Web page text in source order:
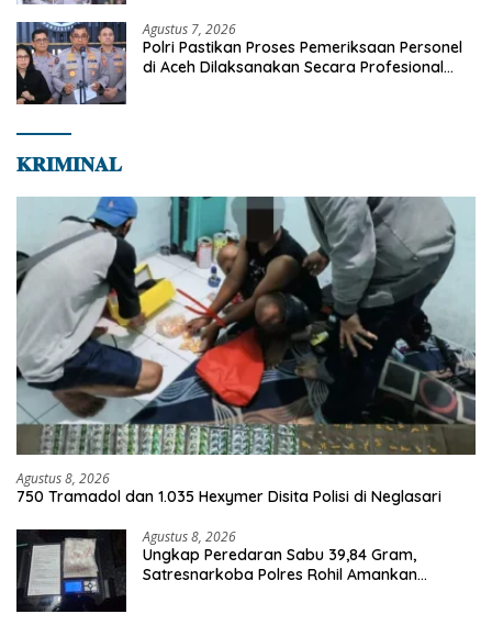
Agustus 7, 2026
Polri Pastikan Proses Pemeriksaan Personel
di Aceh Dilaksanakan Secara Profesional
𝐊𝐑𝐈𝐌𝐈𝐍𝐀𝐋
Agustus 8, 2026
750 Tramadol dan 1.035 Hexymer Disita Polisi di Neglasari
Agustus 8, 2026
Ungkap Peredaran Sabu 39,84 Gram,
Satresnarkoba Polres Rohil Amankan